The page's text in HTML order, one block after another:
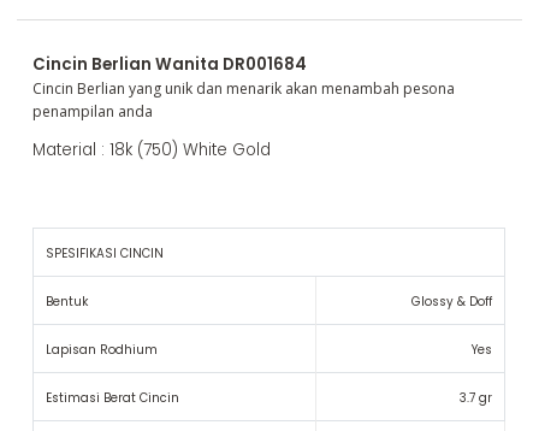
Cincin Berlian Wanita DR001684
Cincin Berlian yang unik dan menarik akan menambah pesona
penampilan anda
Material : 18k (750) White Gold
SPESIFIKASI CINCIN
Bentuk Glossy & Doff
Lapisan Rodhium Yes
Estimasi Berat Cincin 3.7 gr